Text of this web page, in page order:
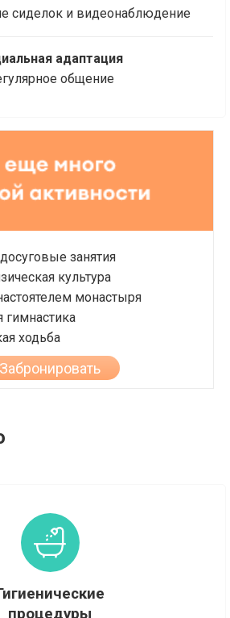
сиделок и видеонаблюдение
адаптация
общение
занятия
культура
монастыря
гимнастика
ходьба
Забронировать
процедуры